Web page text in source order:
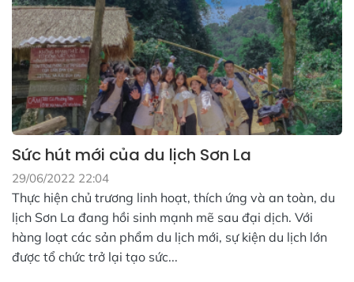
Sức hút mới của du lịch Sơn La
29/06/2022 22:04
Thực hiện chủ trương linh hoạt, thích ứng và an toàn, du
lịch Sơn La đang hồi sinh mạnh mẽ sau đại dịch. Với
hàng loạt các sản phẩm du lịch mới, sự kiện du lịch lớn
được tổ chức trở lại tạo sức...